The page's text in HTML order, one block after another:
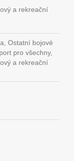
a rekreační
Ostatní bojové
pro všechny,
a rekreační